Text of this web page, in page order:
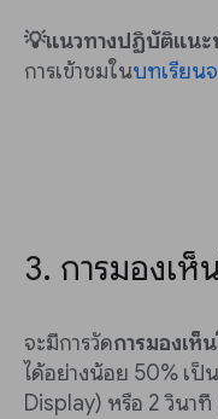
💡แนวทางปฏิบัติแนะ
การเข้าชมในบทเรียน
3. การมองเ
จะมีการวัดการมองเห็
ได้อย่างน้อย 50% เป็
Display) หรือ 2 วินา